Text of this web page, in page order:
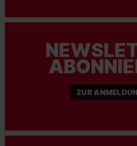
ZUR